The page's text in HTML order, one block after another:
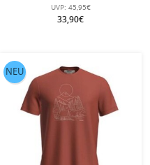
gritstone heather grau Herren
UVP: 45,95€
33,90€
NEU